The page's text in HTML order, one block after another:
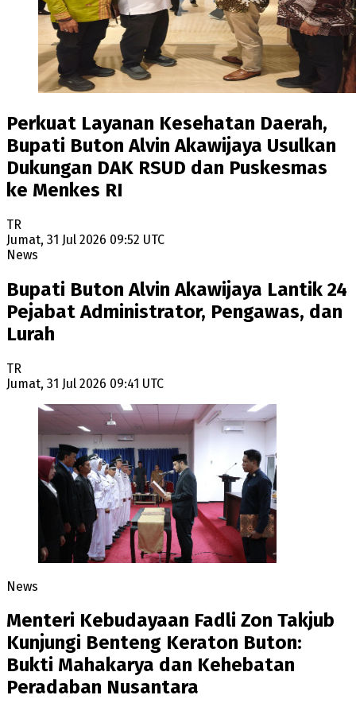
Perkuat Layanan Kesehatan Daerah,
Bupati Buton Alvin Akawijaya Usulkan
Dukungan DAK RSUD dan Puskesmas
ke Menkes RI
TR
Jumat, 31 Jul 2026 09:52 UTC
News
Bupati Buton Alvin Akawijaya Lantik 24
Pejabat Administrator, Pengawas, dan
Lurah
TR
Jumat, 31 Jul 2026 09:41 UTC
News
Menteri Kebudayaan Fadli Zon Takjub
Kunjungi Benteng Keraton Buton:
Bukti Mahakarya dan Kehebatan
Peradaban Nusantara